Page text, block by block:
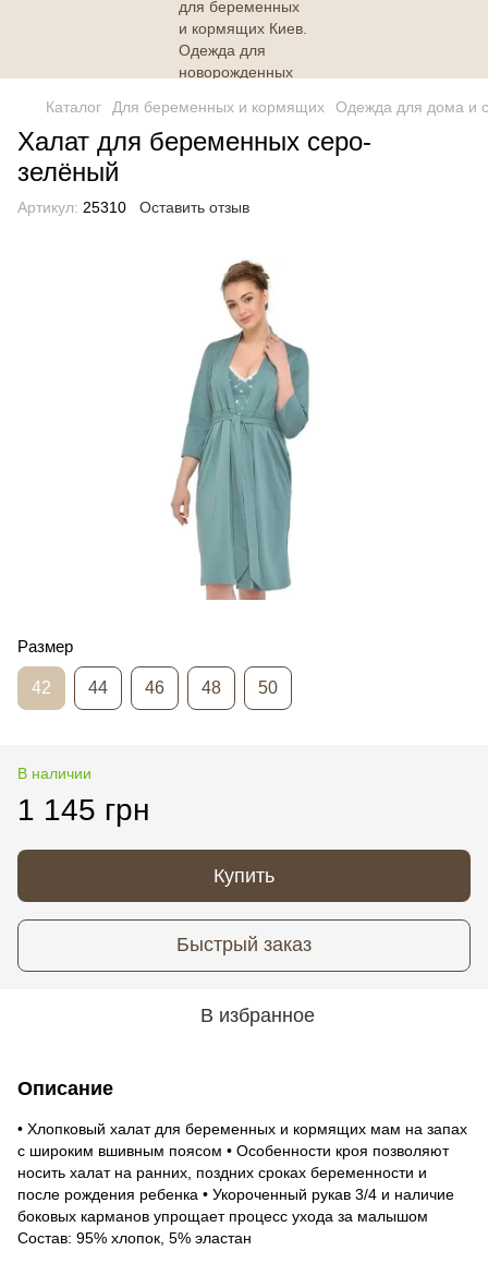
Каталог Для беременных и кормящих Одежда для дома и
Халат для беременных серо-
зелёный
Артикул: 25310 Оставить отзыв
Размер
42 44 46 48 50
В наличии
1 145 грн
Купить
Быстрый заказ
В избранное
Описание
• Хлопковый халат для беременных и кормящих мам на запах
с широким вшивным поясом • Особенности кроя позволяют
носить халат на ранних, поздних сроках беременности и
после рождения ребенка • Укороченный рукав 3/4 и наличие
боковых карманов упрощает процесс ухода за малышом
Состав: 95% хлопок, 5% эластан